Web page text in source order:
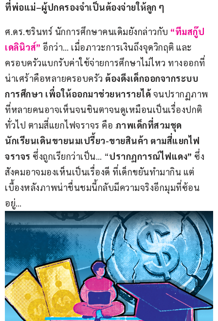
ที่พ่อแม่–ผู้ปกครองจำเป็นต้องจ่ายให้ลูก ๆ
ศ.ดร.ชรินทร์ นักการศึกษาคนเดิมยังกล่าวกับ “ทีมสกู๊ป
เดลินิวส์” อีกว่า… เมื่อภาวะการเงินถึงจุดวิกฤติ และ
ครอบครัวแบกรับค่าใช้จ่ายการศึกษาไม่ไหว ทางออกที่
น่าเศร้าคือหลายครอบครัว ต้องดึงเด็กออกจากระบบ
การศึกษา เพื่อให้ออกมาช่วยหารายได้ จนปรากฏภาพ
ที่หลายคนอาจเห็นจนชินตาจนดูเหมือนเป็นเรื่องปกติ
ทั่วไป ตามสี่แยกไฟจราจร คือ ภาพเด็กที่สวมชุด
นักเรียนเดินขายนมเปรี้ยว-ขายสินค้า ตามสี่แยกไฟ
จราจร ซึ่งถูกเรียกว่าเป็น… “ปรากฏการณ์ไฟแดง” ซึ่ง
สังคมอาจมองเห็นเป็นเรื่องดี ที่เด็กขยันทำมากิน แต่
เบื้องหลังภาพน่าชื่นชมนี้กลับมีความจริงอีกมุมที่ซ้อน
อยู่…